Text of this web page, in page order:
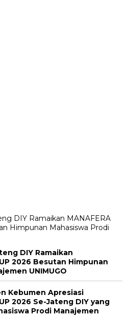
DIY Ramaikan
2026 Besutan Himpunan
UNIMUGO
Kebumen Apresiasi
2026 Se-Jateng DIY yang
Prodi Manajemen